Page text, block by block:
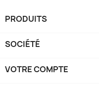
PRODUITS
SOCIÉTÉ
VOTRE COMPTE